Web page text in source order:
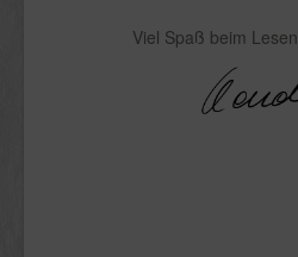
Viel Spaß beim Lesen.